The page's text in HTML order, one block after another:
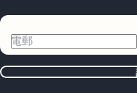
電郵